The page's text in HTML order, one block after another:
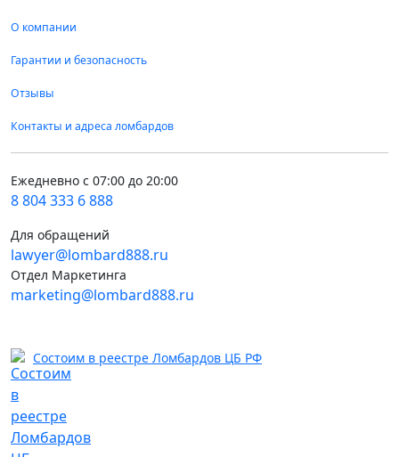
О компании
Гарантии и безопасность
Отзывы
Контакты и адреса ломбардов
Ежедневно с 07:00 до 20:00
8 804 333 6 888
Для обращений
lawyer@lombard888.ru
Отдел Маркетинга
marketing@lombard888.ru
Состоим в реестре Ломбардов ЦБ РФ